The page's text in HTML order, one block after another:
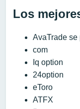
Los
AvaTrade
com
Iq option
24option
eToro
ATFX